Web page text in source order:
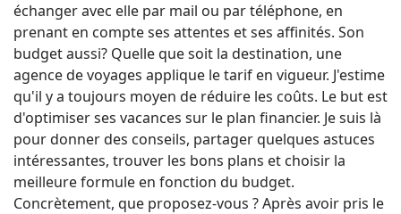
échanger avec elle par mail ou par téléphone, en
prenant en compte ses attentes et ses affinités. Son
budget aussi? Quelle que soit la destination, une
agence de voyages applique le tarif en vigueur. J'estime
qu'il y a toujours moyen de réduire les coûts. Le but est
d'optimiser ses vacances sur le plan financier. Je suis là
pour donner des conseils, partager quelques astuces
intéressantes, trouver les bons plans et choisir la
meilleure formule en fonction du budget.
Concrètement, que proposez-vous ? Après avoir pris le